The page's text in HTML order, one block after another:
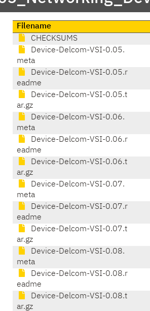
Filename
CHECKSUMS
Device-Delcom-VSI-0.05.
meta
Device-Delcom-VSI-0.05.r
eadme
Device-Delcom-VSI-0.05.t
ar.gz
Device-Delcom-VSI-0.06.
meta
Device-Delcom-VSI-0.06.r
eadme
Device-Delcom-VSI-0.06.t
ar.gz
Device-Delcom-VSI-0.07.
meta
Device-Delcom-VSI-0.07.r
eadme
Device-Delcom-VSI-0.07.t
ar.gz
Device-Delcom-VSI-0.08.
meta
Device-Delcom-VSI-0.08.r
eadme
Device-Delcom-VSI-0.08.t
ar.gz